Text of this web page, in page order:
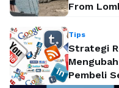
From
Tips
Strategi
Pembeli